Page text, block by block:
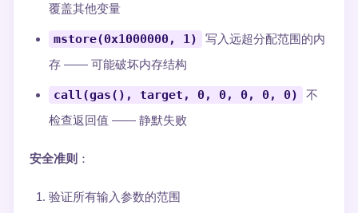
覆盖其他变量
mstore(0x1000000, 1)
写入远超分配范围的内
存 —— 可能破坏内存结构
call(gas(), target, 0, 0, 0, 0, 0)
不
检查返回值 —— 静默失败
安全准则 ：
验证所有输入参数的范围